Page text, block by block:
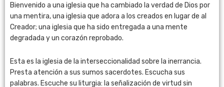
Bienvenido a una iglesia que ha cambiado la verdad de Dios por
una mentira, una iglesia que adora a los creados en lugar de al
Creador; una iglesia que ha sido entregada a una mente
degradada y un corazón reprobado.
Esta es la iglesia de la interseccionalidad sobre la inerrancia.
Presta atención a sus sumos sacerdotes. Escucha sus
palabras. Escuche su liturgia: la señalización de virtud sin